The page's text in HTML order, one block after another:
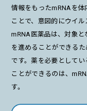
情報をもったmRNAを
ことで、意図的にウイ
mRNA医薬品は、対象
を進めることができる
です。薬を必要として
ことができるのは、
す。